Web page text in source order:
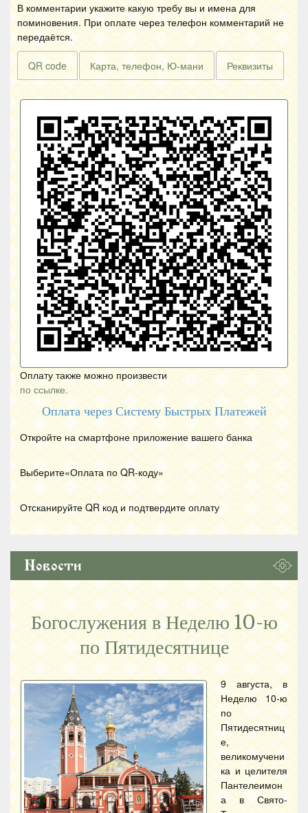
В комментарии укажите какую требу вы и имена для
поминовения. При оплате через телефон комментарий не
передаётся.
QR code Карта, телефон, Ю-мани Реквизиты
Оплату также можно произвести
по ссылке.
Оплата через Систему Быстрых Платежей
Откройте на смартфоне приложение вашего банка
Выберите«Оплата по QR-коду»
Отсканируйте QR код и подтвердите оплату
Новости
Богослужения в Неделю 10-ю
по Пятидесятнице
9 августа, в
Неделю 10-ю
по
Пятидесятниц
е,
великомучени
ка и целителя
Пантелеимон
а в Свято-